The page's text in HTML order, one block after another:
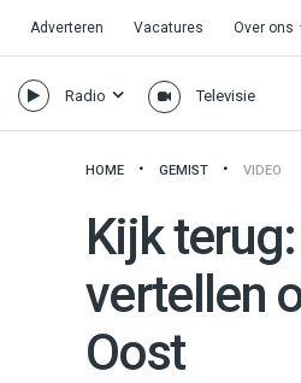
Adverteren Vacatures Over ons
Radio Televisie
HOME GEMIST VIDEO
Kijk
vertellen
Oost